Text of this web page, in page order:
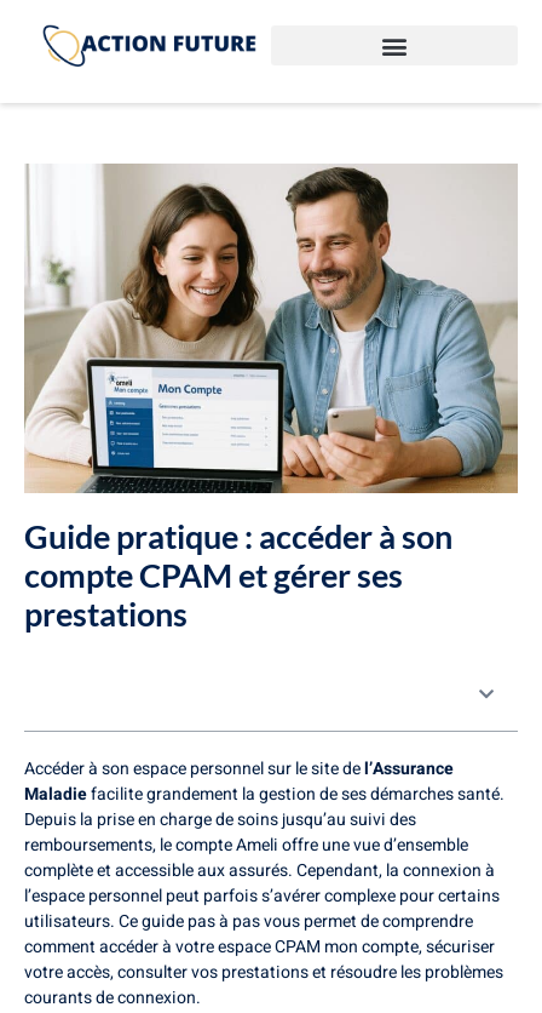
Guide pratique : accéder à son
compte CPAM et gérer ses
prestations
Accéder à son espace personnel sur le site del’Assurance
Maladiefacilite grandement la gestion de ses démarches santé.
Depuis la prise en charge de soins jusqu’au suivi des
remboursements, le compte Ameli offre une vue d’ensemble
complète et accessible aux assurés. Cependant, la connexion à
l’espace personnel peut parfois s’avérer complexe pour certains
utilisateurs. Ce guide pas à pas vous permet de comprendre
comment accéder à votre espace CPAM mon compte, sécuriser
votre accès, consulter vos prestations et résoudre les problèmes
courants de connexion.